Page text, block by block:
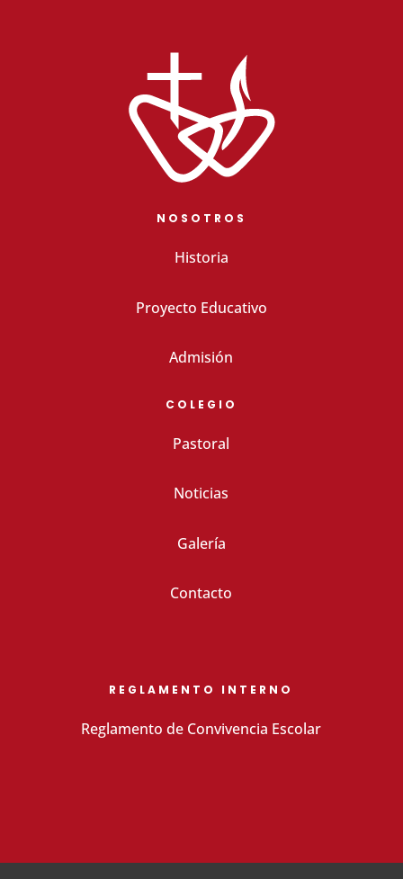
NOSOTROS
Historia
Proyecto Educativo
Admisión
COLEGIO
Pastoral
Noticias
Galería
Contacto
REGLAMENTO INTERNO
Reglamento de Convivencia Escolar